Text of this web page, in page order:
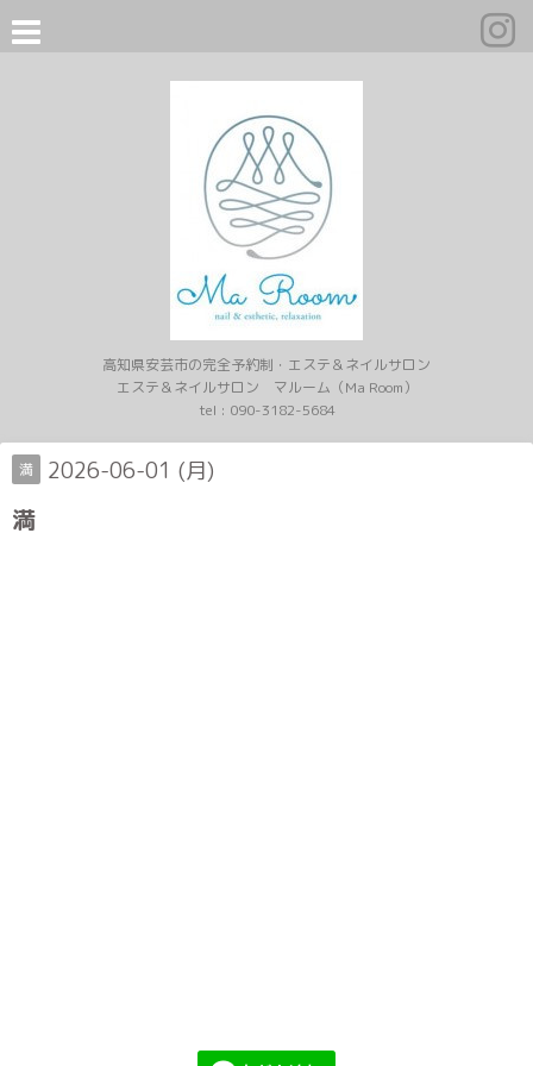
高知県安芸市の完全予約制・エステ＆ネイルサロン
エステ＆ネイルサロン マルーム（Ma Room）
tel : 090-3182-5684
満 2026-06-01 (月)
満